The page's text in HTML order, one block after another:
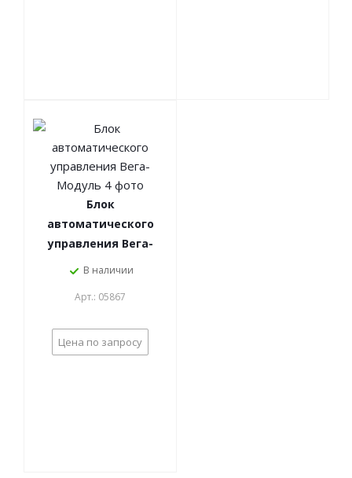
Блок
автоматического
управления Вега-
Модуль 4
В наличии
Арт.: 05867
Цена по запросу